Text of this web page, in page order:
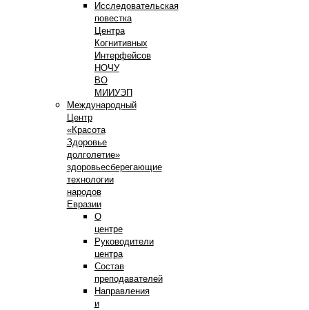
Исследовательская
повестка
Центра
Когнитивных
Интерфейсов
НОЧУ
ВО
МИИУЭП
Международный
Центр
«Красота
Здоровье
долголетие»
здоровьесберегающие
технологии
народов
Евразии
О
центре
Руководители
центра
Состав
преподавателей
Направления
и